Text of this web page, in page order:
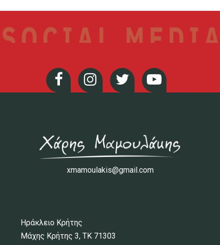
xmamoulakis@gmail.com
Ηράκλειο Κρήτης
Μάχης Κρήτης 3, ΤΚ 71303